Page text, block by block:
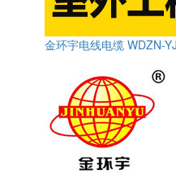
金环宇电线电缆 WDZN-